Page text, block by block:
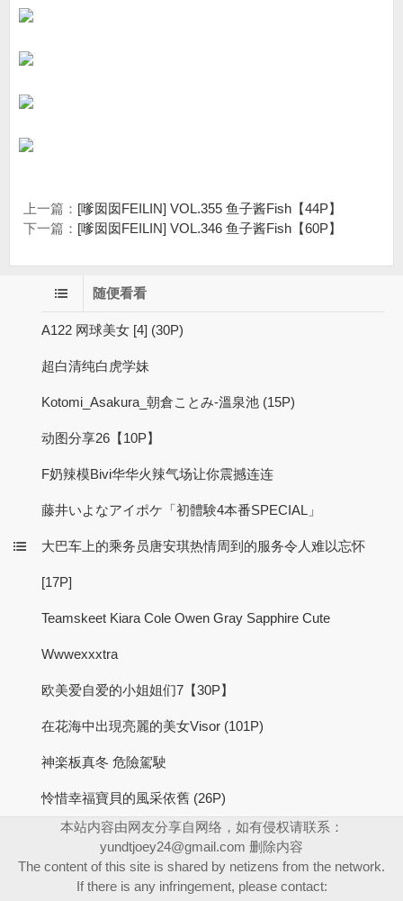
上一篇： [嗲囡囡FEILIN] VOL.355 鱼子酱Fish【44P】
下一篇： [嗲囡囡FEILIN] VOL.346 鱼子酱Fish【60P】
随便看看
A122 网球美女 [4] (30P)
超白清纯白虎学妹
Kotomi_Asakura_朝倉ことみ-溫泉池 (15P)
动图分享26【10P】
F奶辣模Bivi华华火辣气场让你震撼连连
藤井いよなアイポケ「初體験4本番SPECIAL」
大巴车上的乘务员唐安琪热情周到的服务令人难以忘怀
[17P]
Teamskeet Kiara Cole Owen Gray Sapphire Cute
Wwwexxxtra
欧美爱自爱的小姐姐们7【30P】
在花海中出現亮麗的美女Visor (101P)
神楽板真冬 危險駕駛
怜惜幸福寶貝的風采依舊 (26P)
本站内容由网友分享自网络，如有侵权请联系：
yundtjoey24@gmail.com 删除内容
The content of this site is shared by netizens from the network.
If there is any infringement, please contact: